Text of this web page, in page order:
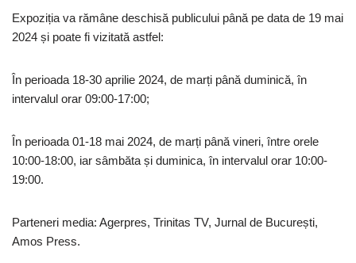
Expoziția va rămâne deschisă publicului până pe data de 19 mai
2024 și poate fi vizitată astfel:
În perioada 18-30 aprilie 2024, de marți până duminică, în
intervalul orar 09:00-17:00;
În perioada 01-18 mai 2024, de marți până vineri, între orele
10:00-18:00, iar sâmbăta și duminica, în intervalul orar 10:00-
19:00.
Parteneri media: Agerpres, Trinitas TV, Jurnal de București,
Amos Press.